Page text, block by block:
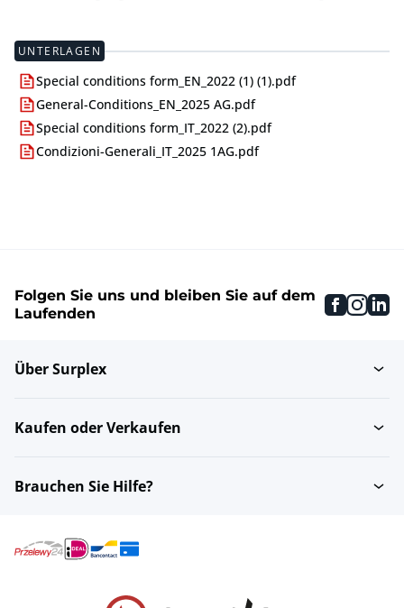
UNTERLAGEN
Special conditions form_EN_2022 (1) (1).pdf
General-Conditions_EN_2025 AG.pdf
Special conditions form_IT_2022 (2).pdf
Condizioni-Generali_IT_2025 1AG.pdf
Folgen Sie uns und bleiben Sie auf dem
Laufenden
Über Surplex
Kaufen oder Verkaufen
Brauchen Sie Hilfe?